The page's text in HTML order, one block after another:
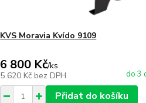
KVS Moravia Kvído 9109
6 800 Kč/ks
5 620 Kč bez DPH do 3
Přidat do košíku